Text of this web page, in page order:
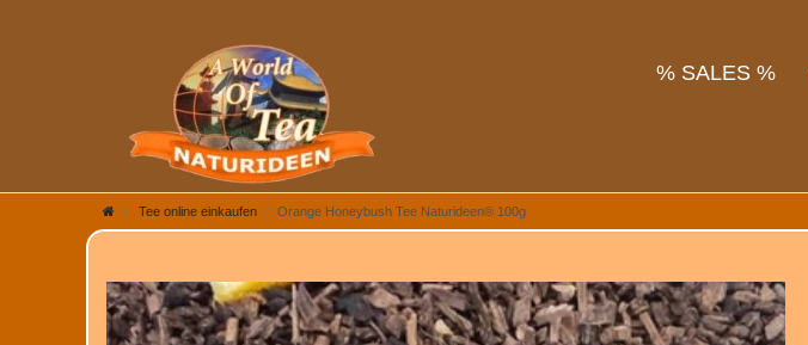
% SALES %
Tee online einkaufen Orange Honeybush Tee Naturideen® 100g